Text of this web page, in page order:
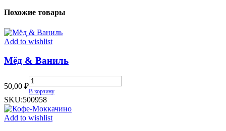
Похожие товары
Add to wishlist
Мёд & Ваниль
50,00 ₽
Мёд
&
Ваниль
quantity
В корзину
SKU:500958
Add to wishlist